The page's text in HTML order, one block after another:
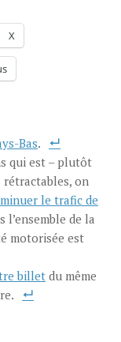
X
Bas.
qui est – plutôt
rétractables, on
le trafic de
l’ensemble de la
motorisée est
billet du même